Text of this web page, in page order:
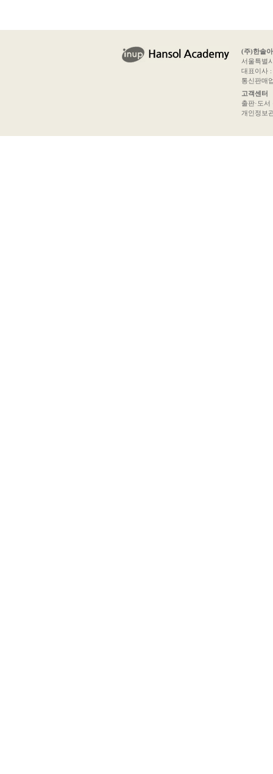
(주)한솔
서울특별
대표이사
통신판매
고객센터
출판·도
개인정보